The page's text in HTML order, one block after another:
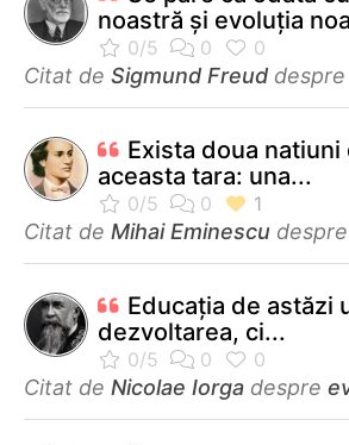
noastră şi evoluţia
Citat de Sigmund Freud despre
Exista doua
aceasta tara: una...
Citat de Mihai Eminescu despre
Educaţia de astăzi
dezvoltarea, ci...
Citat de Nicolae Iorga despre